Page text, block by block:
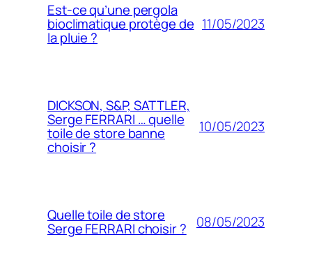
Est-ce qu’une pergola
bioclimatique protège de
la pluie ?
11/05/2023
DICKSON, S&P, SATTLER,
Serge FERRARI … quelle
toile de store banne
choisir ?
10/05/2023
Quelle toile de store
Serge FERRARI choisir ? 08/05/2023